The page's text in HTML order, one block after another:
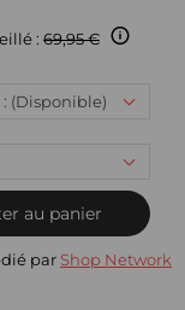
: 69,95 €
: (Disponible)
au panier
par Shop Network